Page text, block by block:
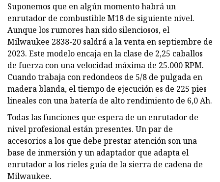
Suponemos que en algún momento habrá un
enrutador de combustible M18 de siguiente nivel.
Aunque los rumores han sido silenciosos, el
Milwaukee 2838-20 saldrá a la venta en septiembre de
2023. Este modelo encaja en la clase de 2,25 caballos
de fuerza con una velocidad máxima de 25.000 RPM.
Cuando trabaja con redondeos de 5/8 de pulgada en
madera blanda, el tiempo de ejecución es de 225 pies
lineales con una batería de alto rendimiento de 6,0 Ah.
Todas las funciones que espera de un enrutador de
nivel profesional están presentes. Un par de
accesorios a los que debe prestar atención son una
base de inmersión y un adaptador que adapta el
enrutador a los rieles guía de la sierra de cadena de
Milwaukee.